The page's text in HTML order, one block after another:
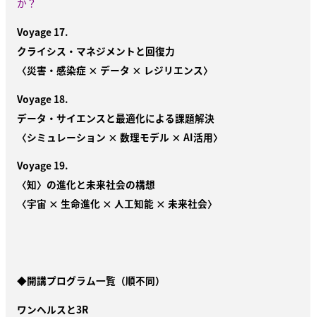
か？
Voyage 17.
クライシス・マネジメントと回復力
〈災害・感染症 × データ × レジリエンス〉
Voyage 18.
データ・サイエンスと最適化による課題解決
〈シミュレーション × 数理モデル × AI活用〉
Voyage 19.
〈知〉の進化と未来社会の構想
〈宇宙 × 生命進化 × 人工知能 × 未来社会〉
◆開講プログラム一覧（順不同）
ワンヘルスと3R